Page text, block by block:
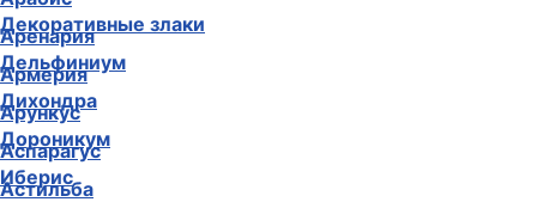
Аренария
Армерия
Арункус
Аспарагус
Астильба
Декоративные злаки
Дельфиниум
Дихондра
Дороникум
Иберис